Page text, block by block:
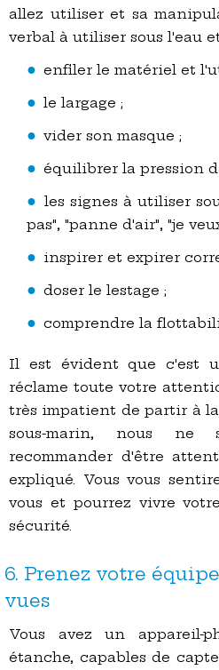
allez utiliser et sa
verbal à utiliser sous l'eau
enfiler le matériel et
le largage ;
vider son masque ;
équilibrer la pression
les signes à utiliser
pas", "panne d'air", "je
inspirer et expirer
doser le lestage ;
comprendre la
Il est évident que c'est
réclame toute votre
très impatient de partir à
sous-marin, nous ne
recommander d'être
expliqué. Vous vous
vous et pourrez vivre
sécurité.
6. Prenez votre
vues
Vous avez un appareil-
étanche, capables de